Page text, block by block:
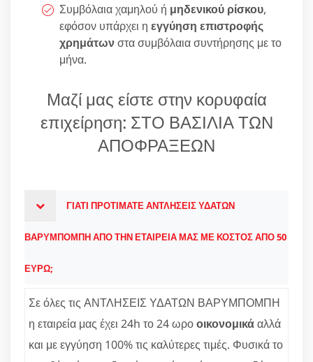
Συμβόλαια χαμηλού ή μηδενικού ρίσκου,
εφόσον υπάρχει η εγγύηση επιστροφής
χρημάτωνστα συμβόλαια συντήρησης με το
μήνα.
Μαζί μας είστε στην κορυφαία
επιχείρηση: ΣΤΟ ΒΑΣΙΛΙΑ ΤΩΝ
ΑΠΟΦΡΑΞΕΩΝ
ΓΙΑΤΙ ΠΡΟΤΙΜΑΤΕ ΑΝΤΛΗΣΕΙΣ ΥΔΑΤΩΝ
ΒΑΡΥΜΠΟΜΠΗ ΑΠΟ ΤΗΝ ΕΤΑΙΡΕΙΑ ΜΑΣ ΜΕ ΚΟΣΤΟΣ ΑΠΟ 50
ΕΥΡΩ;
Σε όλες τις ΑΝΤΛΗΣΕΙΣ ΥΔΑΤΩΝ ΒΑΡΥΜΠΟΜΠΗ
η εταιρεία μας έχει 24h το 24 ωροοικονομικάαλλά
και με εγγύηση 100% τις καλύτερες τιμές. Φυσικά το